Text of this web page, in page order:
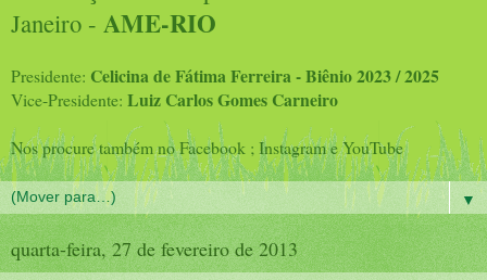
Janeiro - AME-RIO
Presidente: Celicina de Fátima Ferreira - Biênio 2023 / 2025
Vice-Presidente: Luiz Carlos Gomes Carneiro
Nos procure também no Facebook ; Instagram e YouTube
▼
quarta-feira, 27 de fevereiro de 2013